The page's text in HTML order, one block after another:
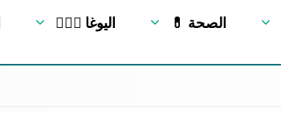
🧘🏻‍♂️ اليوغا 💊 الصحة